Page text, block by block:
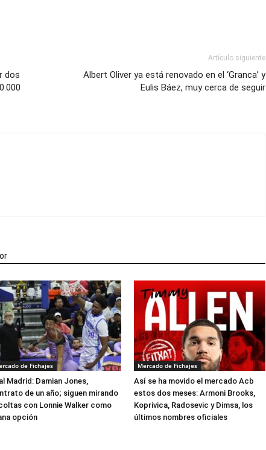
dos
Artículo siguiente
Albert Oliver ya está renovado en el ‘Granca’ y
Eulis Báez, muy cerca de seguir
de Fichajes
Madrid: Damian Jones,
de un año; siguen mirando
con Lonnie Walker como
opción
Mercado de Fichajes
Así se ha movido el mercado Acb
estos dos meses: Armoni Brooks,
Koprivica, Radosevic y Dimsa, los
últimos nombres oficiales